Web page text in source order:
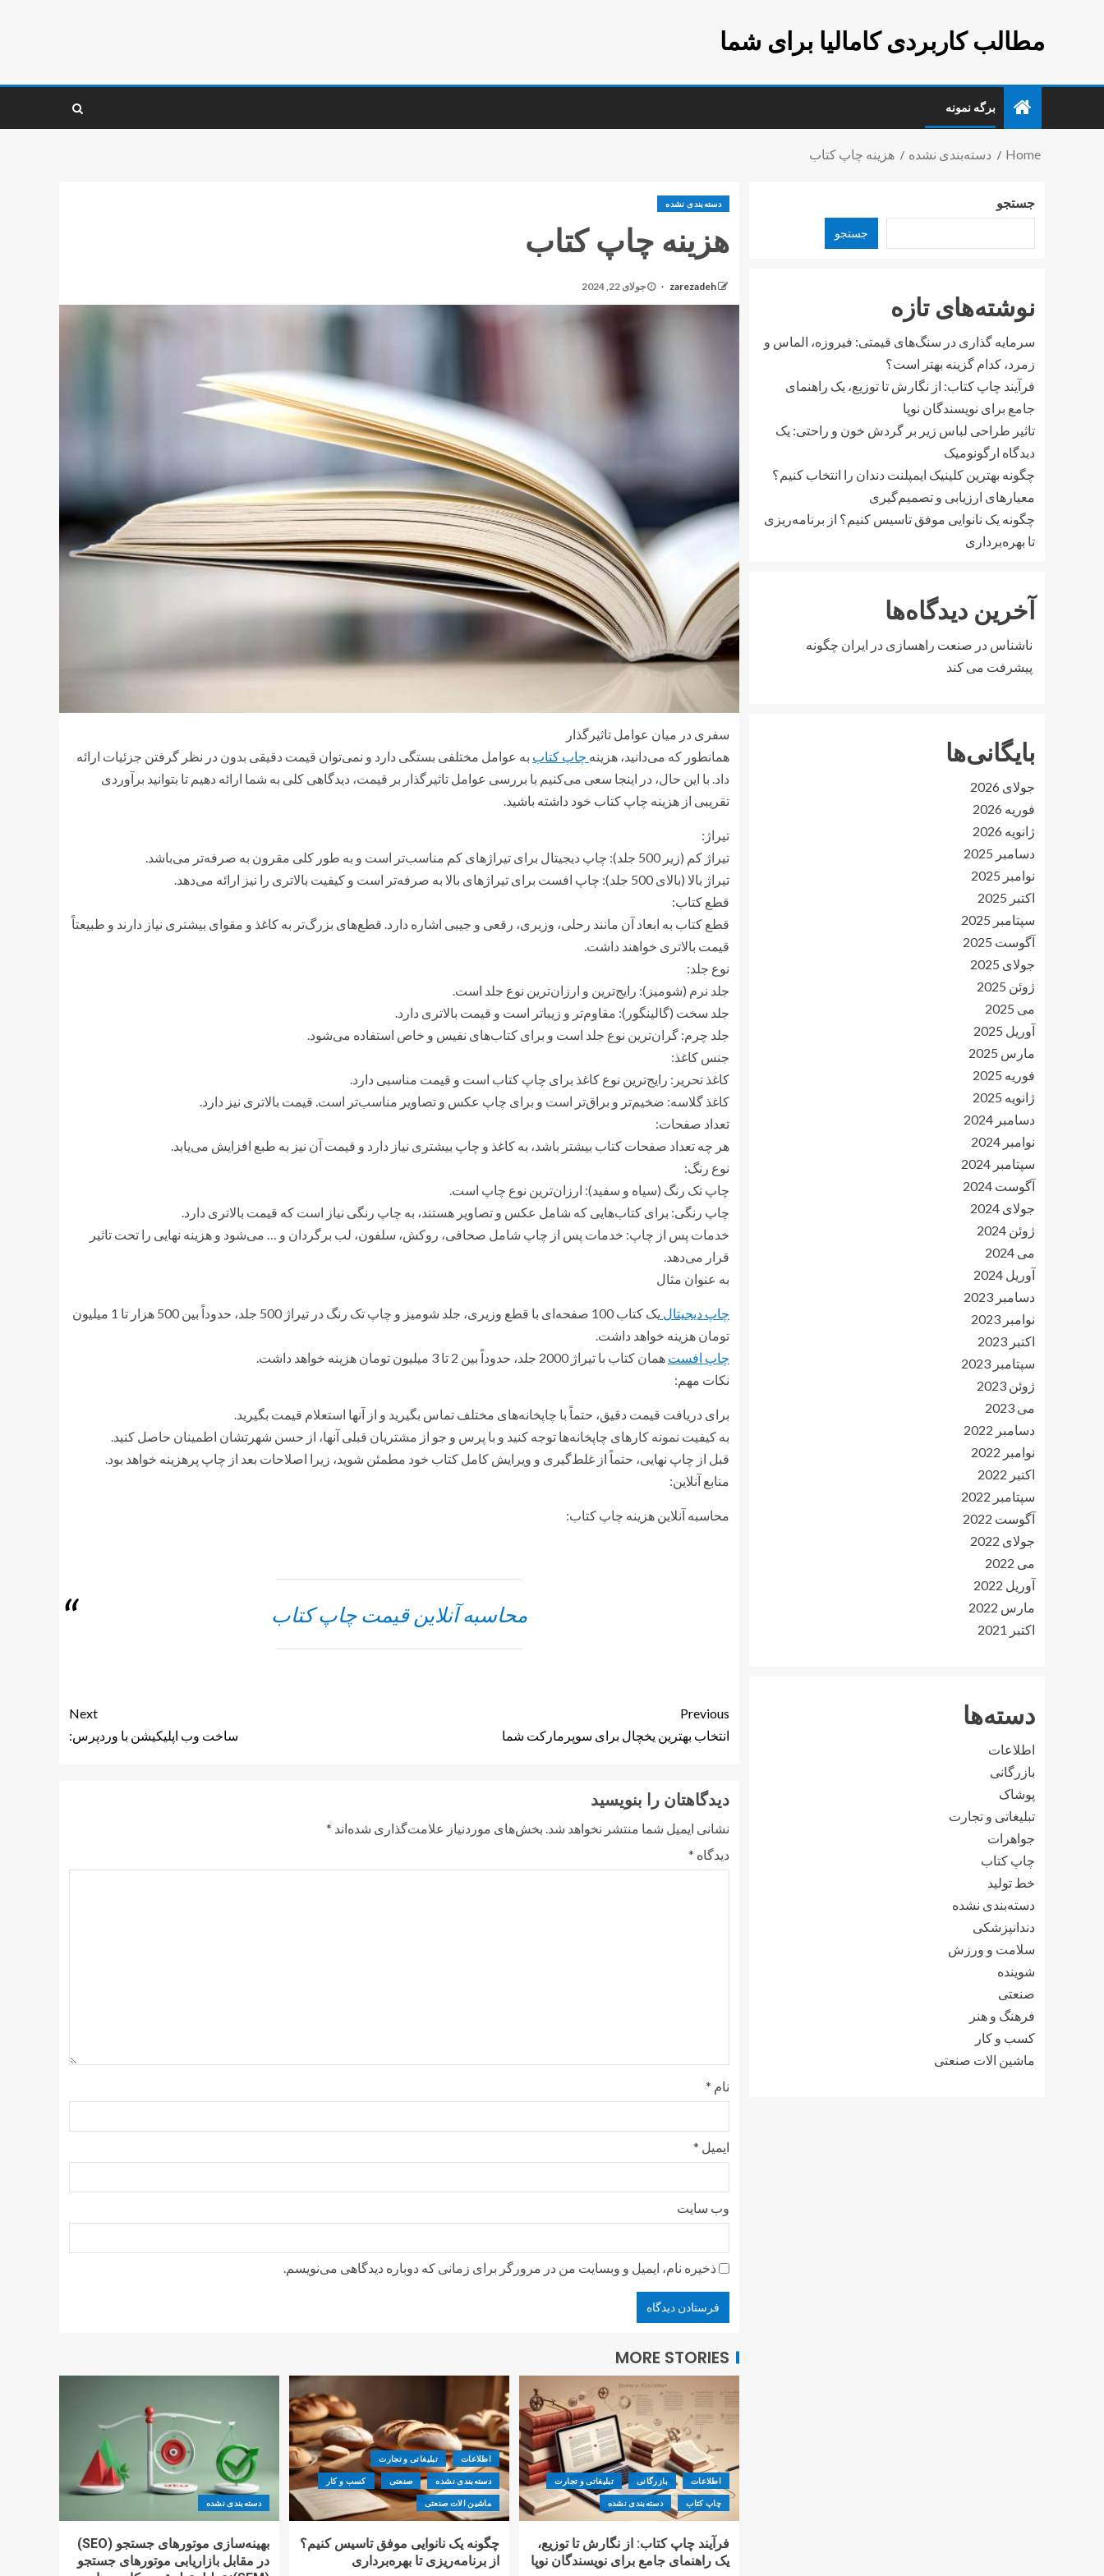
مطالب کاربردی کامالیا برای شما
برگه نمونه
Home دسته‌بندی نشده هزینه چاپ کتاب
دسته‌بندی نشده
هزینه چاپ کتاب
zarezadeh جولای 22, 2024
سفری در میان عوامل تاثیرگذار
همانطور که می‌دانید، هزینه چاپ کتاب به عوامل مختلفی بستگی دارد و نمی‌توان قیمت دقیقی بدون در نظر گرفتن جزئیات ارائه
داد. با این حال، در اینجا سعی می‌کنیم با بررسی عوامل تاثیرگذار بر قیمت، دیدگاهی کلی به شما ارائه دهیم تا بتوانید برآوردی
تقریبی از هزینه چاپ کتاب خود داشته باشید.
تیراژ:
تیراژ کم (زیر 500 جلد): چاپ دیجیتال برای تیراژهای کم مناسب‌تر است و به طور کلی مقرون به صرفه‌تر می‌باشد.
تیراژ بالا (بالای 500 جلد): چاپ افست برای تیراژهای بالا به صرفه‌تر است و کیفیت بالاتری را نیز ارائه می‌دهد.
قطع کتاب:
قطع کتاب به ابعاد آن مانند رحلی، وزیری، رقعی و جیبی اشاره دارد. قطع‌های بزرگ‌تر به کاغذ و مقوای بیشتری نیاز دارند و طبیعتاً
قیمت بالاتری خواهند داشت.
نوع جلد:
جلد نرم (شومیز): رایج‌ترین و ارزان‌ترین نوع جلد است.
جلد سخت (گالینگور): مقاوم‌تر و زیباتر است و قیمت بالاتری دارد.
جلد چرم: گران‌ترین نوع جلد است و برای کتاب‌های نفیس و خاص استفاده می‌شود.
جنس کاغذ:
کاغذ تحریر: رایج‌ترین نوع کاغذ برای چاپ کتاب است و قیمت مناسبی دارد.
کاغذ گلاسه: ضخیم‌تر و براق‌تر است و برای چاپ عکس و تصاویر مناسب‌تر است. قیمت بالاتری نیز دارد.
تعداد صفحات:
هر چه تعداد صفحات کتاب بیشتر باشد، به کاغذ و چاپ بیشتری نیاز دارد و قیمت آن نیز به طبع افزایش می‌یابد.
نوع رنگ:
چاپ تک رنگ (سیاه و سفید): ارزان‌ترین نوع چاپ است.
چاپ رنگی: برای کتاب‌هایی که شامل عکس و تصاویر هستند، به چاپ رنگی نیاز است که قیمت بالاتری دارد.
خدمات پس از چاپ: خدمات پس از چاپ شامل صحافی، روکش، سلفون، لب برگردان و … می‌شود و هزینه نهایی را تحت تاثیر
قرار می‌دهد.
به عنوان مثال
چاپ دیجیتال
یک کتاب 100 صفحه‌ای با قطع وزیری، جلد شومیز و چاپ تک رنگ در تیراژ 500 جلد، حدوداً بین 500 هزار تا 1 میلیون
تومان هزینه خواهد داشت.
چاپ افست همان کتاب با تیراژ 2000 جلد، حدوداً بین 2 تا 3 میلیون تومان هزینه خواهد داشت.
نکات مهم:
برای دریافت قیمت دقیق، حتماً با چاپخانه‌های مختلف تماس بگیرید و از آنها استعلام قیمت بگیرید.
به کیفیت نمونه کارهای چاپخانه‌ها توجه کنید و با پرس و جو از مشتریان قبلی آنها، از حسن شهرتشان اطمینان حاصل کنید.
قبل از چاپ نهایی، حتماً از غلط‌گیری و ویرایش کامل کتاب خود مطمئن شوید، زیرا اصلاحات بعد از چاپ پرهزینه خواهد بود.
منابع آنلاین:
محاسبه آنلاین هزینه چاپ کتاب:
محاسبه آنلاین قیمت چاپ کتاب
Previous
انتخاب بهترین یخچال برای سوپرمارکت شما
Next
ساخت وب اپلیکیشن با وردپرس:
دیدگاهتان را بنویسید
نشانی ایمیل شما منتشر نخواهد شد. بخش‌های موردنیاز علامت‌گذاری شده‌اند *
دیدگاه *
نام *
ایمیل *
وب‌ سایت
ذخیره نام، ایمیل و وبسایت من در مرورگر برای زمانی که دوباره دیدگاهی می‌نویسم.
MORE STORIES
اطلاعات بازرگانی تبلیغاتی و تجارت
چاپ کتاب دسته‌بندی نشده
فرآیند چاپ کتاب: از نگارش تا توزیع،
یک راهنمای جامع برای نویسندگان نوپا
اطلاعات تبلیغاتی و تجارت
دسته‌بندی نشده صنعتی کسب و کار
ماشین الات صنعتی
چگونه یک نانوایی موفق تاسیس کنیم؟
از برنامه‌ریزی تا بهره‌برداری
دسته‌بندی نشده
بهینه‌سازی موتورهای جستجو (SEO)
در مقابل بازاریابی موتورهای جستجو
جستجو
جستجو
نوشته‌های تازه
سرمایه گذاری در سنگ‌های قیمتی: فیروزه، الماس و
زمرد، کدام گزینه بهتر است؟
فرآیند چاپ کتاب: از نگارش تا توزیع، یک راهنمای
جامع برای نویسندگان نوپا
تاثیر طراحی لباس زیر بر گردش خون و راحتی: یک
دیدگاه ارگونومیک
چگونه بهترین کلینیک ایمپلنت دندان را انتخاب کنیم؟
معیارهای ارزیابی و تصمیم‌گیری
چگونه یک نانوایی موفق تاسیس کنیم؟ از برنامه‌ریزی
تا بهره‌برداری
آخرین دیدگاه‌ها
ناشناس در صنعت راهسازی در ایران چگونه
پیشرفت می کند
بایگانی‌ها
جولای 2026
فوریه 2026
ژانویه 2026
دسامبر 2025
نوامبر 2025
اکتبر 2025
سپتامبر 2025
آگوست 2025
جولای 2025
ژوئن 2025
می 2025
آوریل 2025
مارس 2025
فوریه 2025
ژانویه 2025
دسامبر 2024
نوامبر 2024
سپتامبر 2024
آگوست 2024
جولای 2024
ژوئن 2024
می 2024
آوریل 2024
دسامبر 2023
نوامبر 2023
اکتبر 2023
سپتامبر 2023
ژوئن 2023
می 2023
دسامبر 2022
نوامبر 2022
اکتبر 2022
سپتامبر 2022
آگوست 2022
جولای 2022
می 2022
آوریل 2022
مارس 2022
اکتبر 2021
دسته‌ها
اطلاعات
بازرگانی
پوشاک
تبلیغاتی و تجارت
جواهرات
چاپ کتاب
خط تولید
دسته‌بندی نشده
دندانپزشکی
سلامت و ورزش
شوینده
صنعتی
فرهنگ و هنر
کسب و کار
ماشین الات صنعتی